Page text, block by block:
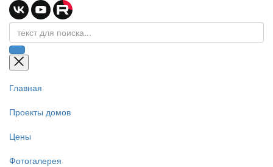
Главная
Проекты домов
Цены
Фотогалерея